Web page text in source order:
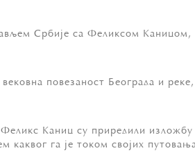
Србије са Феликсом
повезаност Београда и
Каниц су приредили
каквог га је током својих